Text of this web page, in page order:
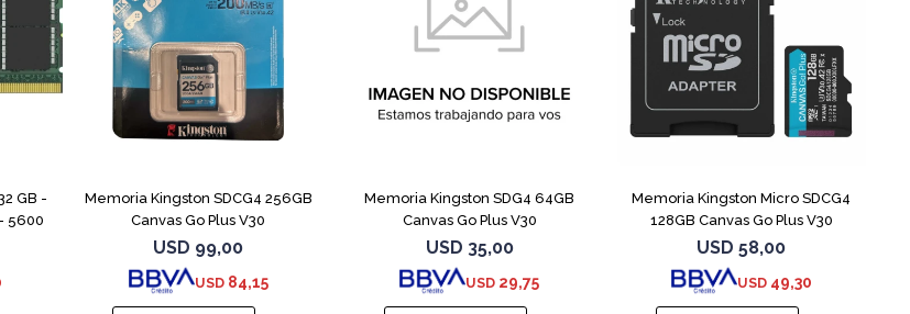
GB -
5600
V -
Memoria Kingston SDCG4 256GB
Canvas Go Plus V30
USD 99,00
USD 84,15
Memoria Kingston SDG4 64GB
Canvas Go Plus V30
USD 35,00
USD 29,75
Memoria Kingston Micro SDCG4
128GB Canvas Go Plus V30
USD 58,00
USD 49,30